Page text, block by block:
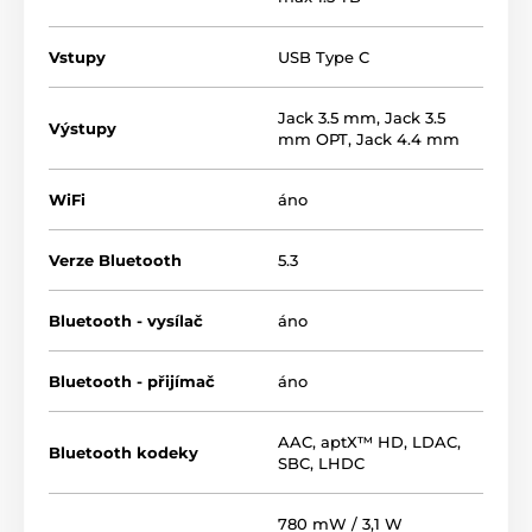
aj bez sledovania displeja.
Audiodo Personal Sound:
Individualizovaný profil
založený na reálnom teste sluchu.
a ladenie zvuku (Sound Master Wheel).
Audiosphere: Pokročilé spracovanie stereo signálu
Vstupy USB Type C
Výstupy
Jack 3.5 mm, Jack 3.5
mm OPT, Jack 4.4 mm
WiFi áno
Verze Bluetooth 5.3
Bluetooth - vysílač áno
Bluetooth - přijímač áno
Bluetooth kodeky
AAC, aptX™ HD, LDAC,
SBC, LHDC
780 mW / 3,1 W